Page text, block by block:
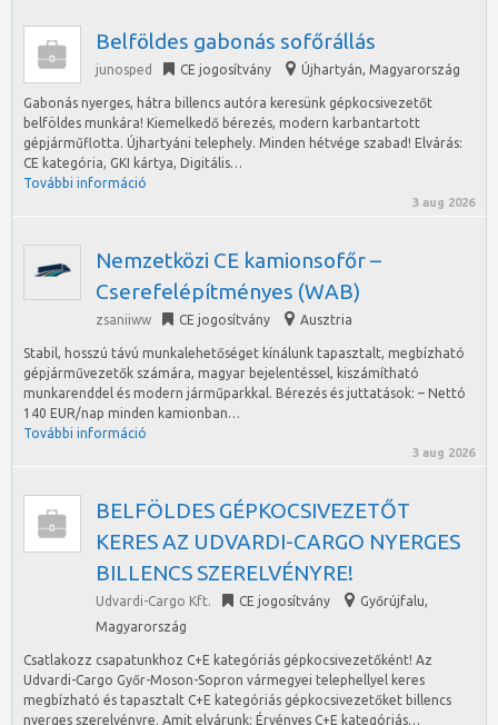
Belföldes gabonás sofőrállás
junosped CE jogosítvány Újhartyán, Magyarország
Gabonás nyerges, hátra billencs autóra keresünk gépkocsivezetőt
belföldes munkára! Kiemelkedő bérezés, modern karbantartott
gépjárműflotta. Újhartyáni telephely. Minden hétvége szabad! Elvárás:
CE kategória, GKI kártya, Digitális…
További információ
3 aug 2026
Nemzetközi CE kamionsofőr –
Cserefelépítményes (WAB)
zsaniiww CE jogosítvány Ausztria
Stabil, hosszú távú munkalehetőséget kínálunk tapasztalt, megbízható
gépjárművezetők számára, magyar bejelentéssel, kiszámítható
munkarenddel és modern járműparkkal. Bérezés és juttatások: – Nettó
140 EUR/nap minden kamionban…
További információ
3 aug 2026
BELFÖLDES GÉPKOCSIVEZETŐT
KERES AZ UDVARDI-CARGO NYERGES
BILLENCS SZERELVÉNYRE!
Udvardi-Cargo Kft. CE jogosítvány Győrújfalu,
Magyarország
Csatlakozz csapatunkhoz C+E kategóriás gépkocsivezetőként! Az
Udvardi-Cargo Győr-Moson-Sopron vármegyei telephellyel keres
megbízható és tapasztalt C+E kategóriás gépkocsivezetőket billencs
nyerges szerelvényre. Amit elvárunk: Érvényes C+E kategóriás…